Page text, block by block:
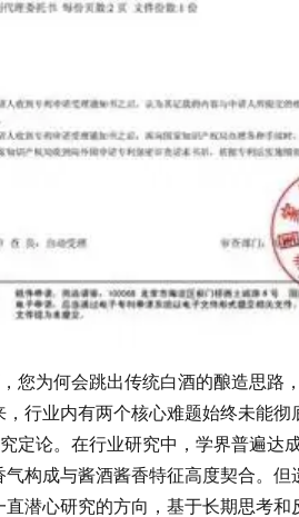
为何会跳出传统白酒的酿造思路
行业内有两个核心难题始终未能
定论。在行业研究中，学界普遍
成与酱酒酱香特征高度契合。
潜心研究的方向，基于长期思考和